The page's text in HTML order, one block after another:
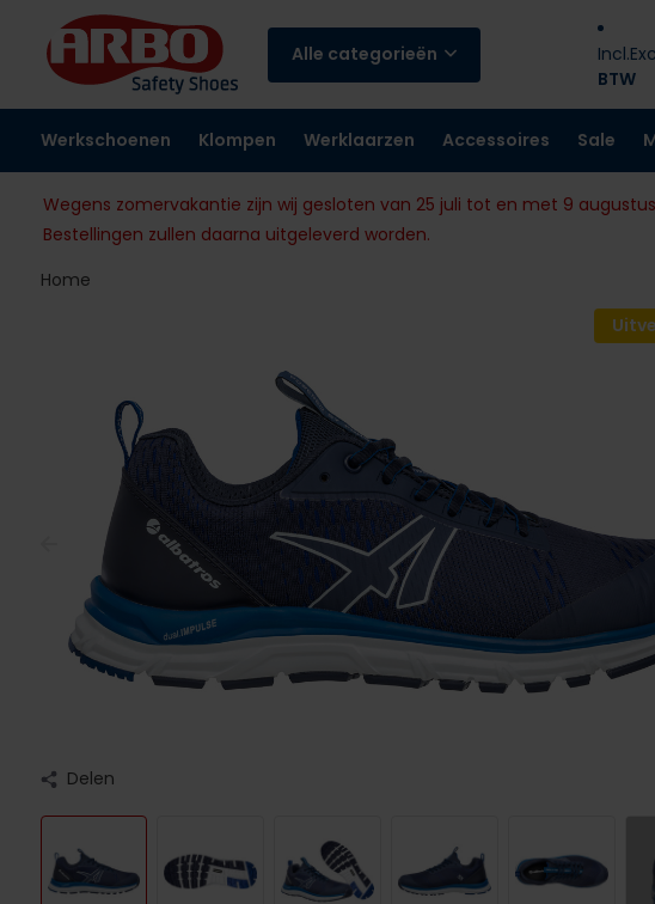
Alle categorieën Incl.
BTW
Werkschoenen Klompen Werklaarzen Accessoires Sale
Wegens zomervakantie zijn wij gesloten van 25 juli tot en met 9
Bestellingen zullen daarna uitgeleverd worden.
Home
Delen